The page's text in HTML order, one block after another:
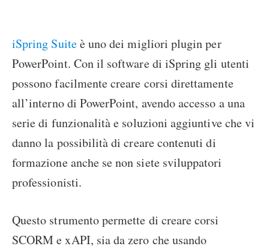
iSpring Suiteè uno dei migliori plugin per
PowerPoint. Con il software di iSpring gli utenti
possono facilmente creare corsi direttamente
all’interno di PowerPoint, avendo accesso a una
serie di funzionalità e soluzioni aggiuntive che vi
danno la possibilità di creare contenuti di
formazione anche se non siete sviluppatori
professionisti.
Questo strumento permette di creare corsi
SCORM e xAPI, sia da zero che usando